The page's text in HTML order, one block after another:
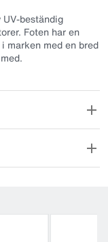
beständig
Foten har en
marken med en bred